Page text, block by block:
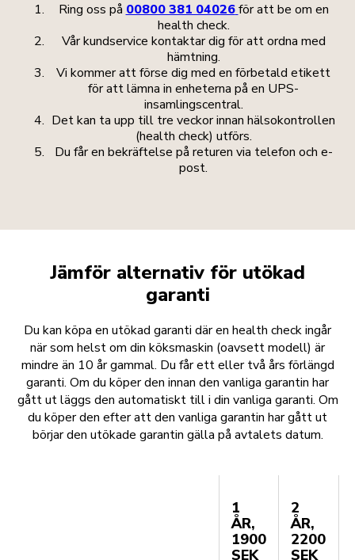
Ring oss på 00800 381 04026 för att be om en
health check.
Vår kundservice kontaktar dig för att ordna med
hämtning.
Vi kommer att förse dig med en förbetald etikett
för att lämna in enheterna på en UPS-
insamlingscentral.
Det kan ta upp till tre veckor innan hälsokontrollen
(health check) utförs.
Du får en bekräftelse på returen via telefon och e-
post.
Jämför alternativ för utökad
garanti
Du kan köpa en utökad garanti där en health check ingår
när som helst om din köksmaskin (oavsett modell) är
mindre än 10 år gammal. Du får ett eller två års förlängd
garanti. Om du köper den innan den vanliga garantin har
gått ut läggs den automatiskt till i din vanliga garanti. Om
du köper den efter att den vanliga garantin har gått ut
börjar den utökade garantin gälla på avtalets datum.
1
ÅR,
1900
SEK
2
ÅR,
2200
SEK